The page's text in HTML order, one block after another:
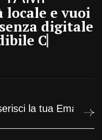
locale e vuoi
digitale
Cham